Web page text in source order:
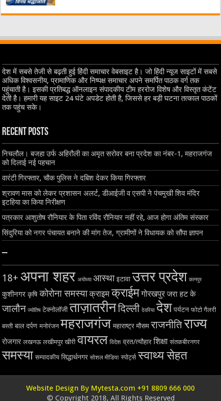
देश में सबसे तेजी से बढ़ती हुई हिंदी समाचार वेबसाइट है। जो हिंदी न्यूज साइटों में सबसे
अधिक विश्वसनीय, प्रामाणिक और निष्पक्ष समाचार अपने समर्पित पाठक वर्ग तक
पहुंचाती है। इसकी प्रतिबद्ध ऑनलाइन संपादकीय टीम हररोज विशेष और विस्तृत कंटेंट
देती है। हमारी यह साइट 24 घंटे अपडेट होती है, जिससे हर बड़ी घटना तत्काल पाठकों
तक पहुंच सके।
Recent Posts
निचलौल। बजहा उर्फ अहिरौली का अमृत सरोवर बना प्रदेश का नंबर-1, महराजगंज
को दिलाई नई पहचान
वारंटी गिरफ्तार, चौक पुलिस ने दबिश देकर किया गिरफ्तार
श्रावण मास को लेकर प्रशासन अलर्ट, डीआईजी व एसपी ने पंचमुखी शिव मंदिर
इटहिया का किया निरीक्षण
पत्रकार आशुतोष रौनियार के पिता रविंद रौनियार नहीं रहे, आज होगा अंतिम संस्कार
सिंदुरिया को नगर पंचायत बनाने की मांग तेज, ग्रामीणों ने विधायक को सौंपा ज्ञापन
–
18+ अपना शहर अयोध्या आस्था इटावा उत्तर प्रदेश कानपुर
कुशीनगर कृषि कोरोना समस्या क्राइम क्राईम गोरखपुर जरा हट के
जालौन ज्योतिष टेक्नोलॉजी ताज़ातरीनदिल्ली देवरिया देश पर्यटन फोटो गैलरी
बस्ती बाल दर्पण मनोरंजन महराजगंज महाराष्ट्र मौसम राजनीतिराज्य
रोजगार लखनऊ लखीमपुर खीरी वायरल विदेश व्रत/त्यौहार शिक्षा संतकबीरनगर
समस्या सम्पादकीय सिद्धार्थनगर सोशल मीडिया स्पोर्ट्स स्वाथ्य सेहत
Website Design By Mytesta.com +91 8809 666 000
© Copyright 2018, All Rights Reserved